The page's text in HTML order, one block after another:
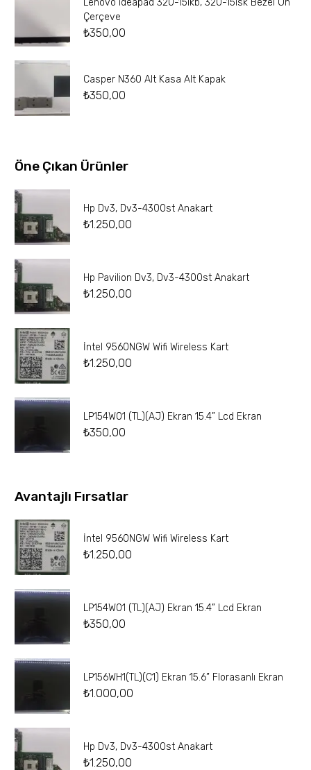
Lenovo ideapad 320-15ikb, 320-15isk Bezel Ön
Çerçeve
₺350,00
Casper N360 Alt Kasa Alt Kapak
₺350,00
Öne Çıkan Ürünler
Hp Dv3, Dv3-4300st Anakart
₺1.250,00
Hp Pavilion Dv3, Dv3-4300st Anakart
₺1.250,00
İntel 9560NGW Wifi Wireless Kart
₺1.250,00
LP154W01 (TL)(AJ) Ekran 15.4” Lcd Ekran
₺350,00
Avantajlı Fırsatlar
İntel 9560NGW Wifi Wireless Kart
₺1.250,00
LP154W01 (TL)(AJ) Ekran 15.4” Lcd Ekran
₺350,00
LP156WH1(TL)(C1) Ekran 15.6” Florasanlı Ekran
₺1.000,00
Hp Dv3, Dv3-4300st Anakart
₺1.250,00